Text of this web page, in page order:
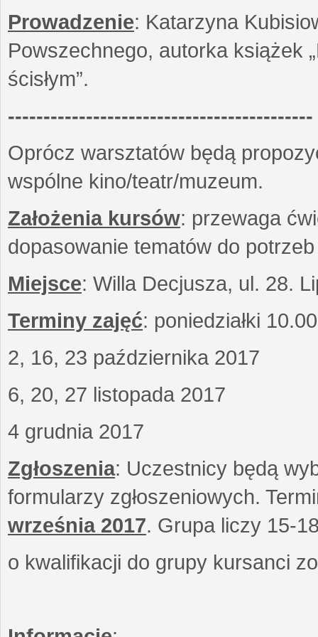
Prowadzenie: Katarzyna
Powszechnego, autorka książek
ścisłym”.
-------------------------------------------
Oprócz warsztatów będą
wspólne kino/teatr/muzeum.
Założenia kursów: przewaga
dopasowanie tematów do
Miejsce: Willa Decjusza, ul. 28.
Terminy zajęć: poniedziałki
2, 16, 23 października 2017
6, 20, 27 listopada 2017
4 grudnia 2017
Zgłoszenia: Uczestnicy będą
formularzy zgłoszeniowych.
września 2017. Grupa liczy 15-
o kwalifikacji do grupy kursanci